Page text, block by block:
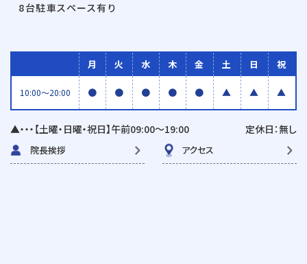
8台駐車スペース有り
月 火 水 木 金 土 日 祝
10:00〜20:00 ● ● ● ● ● ▲ ▲ ▲
▲・・・【土曜・日曜・祝日】午前09:00〜19:00 定休日：無し
院長挨拶 アクセス